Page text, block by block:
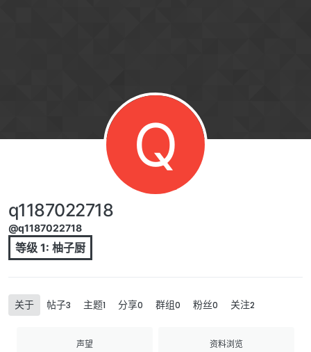
Q
q1187022718
@q1187022718
等级 1: 柚子厨
关于 帖子3 主题1 分享0 群组0 粉丝0 关注2
声望 资料浏览